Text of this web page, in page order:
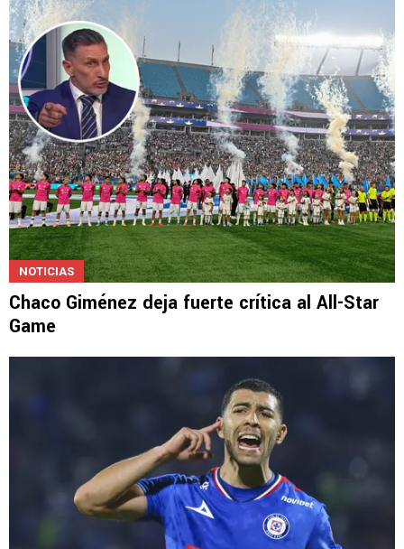
NOTICIAS
Chaco Giménez deja fuerte crítica al All-Star
Game